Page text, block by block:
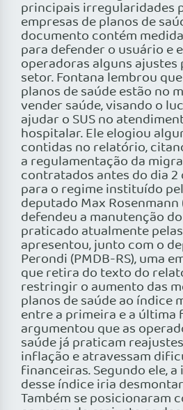
principais irregularidades
empresas de planos de
documento contém
para defender o usuário e
operadoras alguns
setor. Fontana lembrou
planos de saúde estão no
vender saúde, visando o
ajudar o SUS no
hospitalar. Ele elogiou
contidas no relatório,
a regulamentação da
contratados antes do dia 2
para o regime instituído
deputado Max Rosenmann
defendeu a manutenção
praticado atualmente
apresentou, junto com o
Perondi (PMDB-RS), uma
que retira do texto do
restringir o aumento das
planos de saúde ao índice
entre a primeira e a última
argumentou que as
saúde já praticam
inflação e atravessam
financeiras. Segundo ele,
desse índice iria
Também se posicionaram